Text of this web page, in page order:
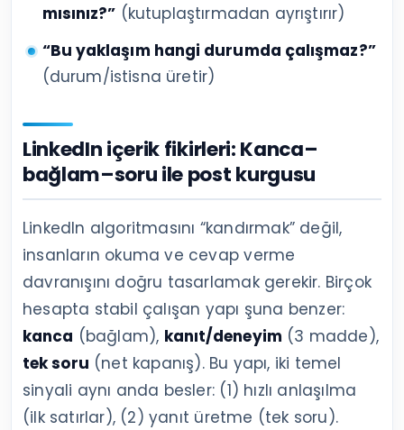
mısınız?” (kutuplaştırmadan ayrıştırır)
“Bu yaklaşım hangi durumda çalışmaz?”
(durum/istisna üretir)
LinkedIn içerik fikirleri: Kanca–
bağlam–soru ile post kurgusu
LinkedIn algoritmasını “kandırmak” değil,
insanların okuma ve cevap verme
davranışını doğru tasarlamak gerekir. Birçok
hesapta stabil çalışan yapı şuna benzer:
kanca (bağlam), kanıt/deneyim (3 madde),
tek soru (net kapanış). Bu yapı, iki temel
sinyali aynı anda besler: (1) hızlı anlaşılma
(ilk satırlar), (2) yanıt üretme (tek soru).